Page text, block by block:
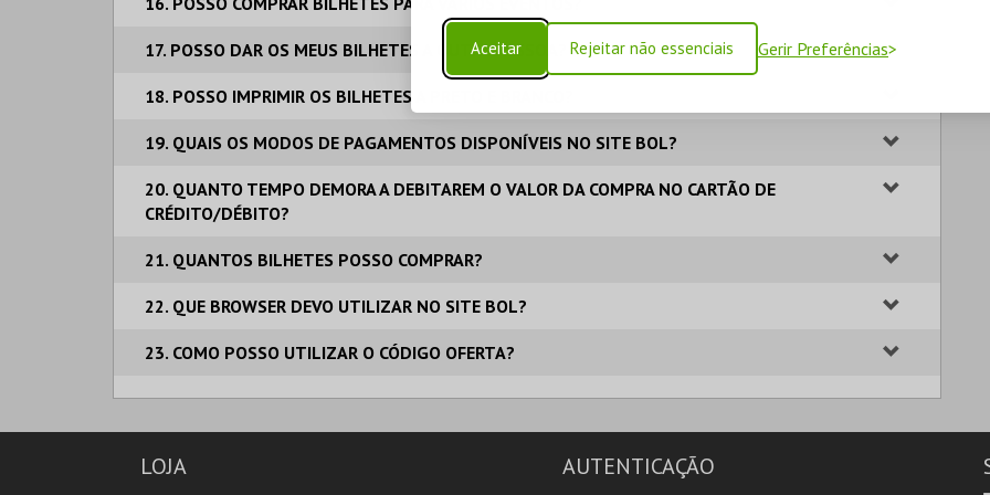
Aceitar Rejeitar não essenciais Gerir Preferências
17. POSSO DAR OS MEUS BILHETES A OUTRA PESSOA?
18. POSSO IMPRIMIR OS BILHETES A PRETO E BRANCO?
19. QUAIS OS MODOS DE PAGAMENTOS DISPONÍVEIS NO SITE BOL?
20. QUANTO TEMPO DEMORA A DEBITAREM O VALOR DA COMPRA NO CARTÃO DE
CRÉDITO/DÉBITO?
21. QUANTOS BILHETES POSSO COMPRAR?
22. QUE BROWSER DEVO UTILIZAR NO SITE BOL?
23. COMO POSSO UTILIZAR O CÓDIGO OFERTA?
LOJA AUTENTICAÇÃO